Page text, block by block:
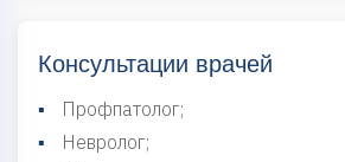
Консультации врачей
▪
Профпатолог;
▪
Невролог;